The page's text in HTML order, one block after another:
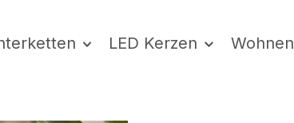
LED Kerzen Wohnen